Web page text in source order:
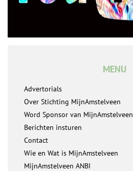
MENU
Advertorials
Over Stichting MijnAmstelveen
Word Sponsor van MijnAmstelveen
Berichten insturen
Contact
Wie en Wat is MijnAmstelveen
MijnAmstelveen ANBI